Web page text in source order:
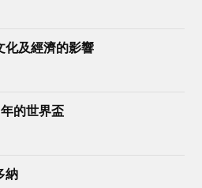
化及經濟的影響
的世界盃
納